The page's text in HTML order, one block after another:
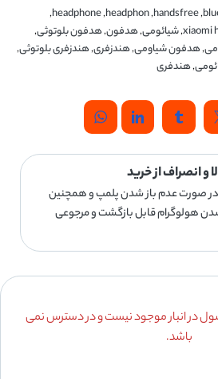
,
handsfree
,
headphon
,
headphone
,
xiaomi
,شیائومی,هدفون,هدفون بلوتوثی,
,هدفون شیاومی,هندزفری,هندزفری بلوتوثی,
,هندفری
و انصراف از خرید
در صورت عدم باز شدن پلمپ و همچنین
هولوگرام قابل بازگشت و مرجوعی
در انبار موجود نیست و در دسترس نمی
باشد.